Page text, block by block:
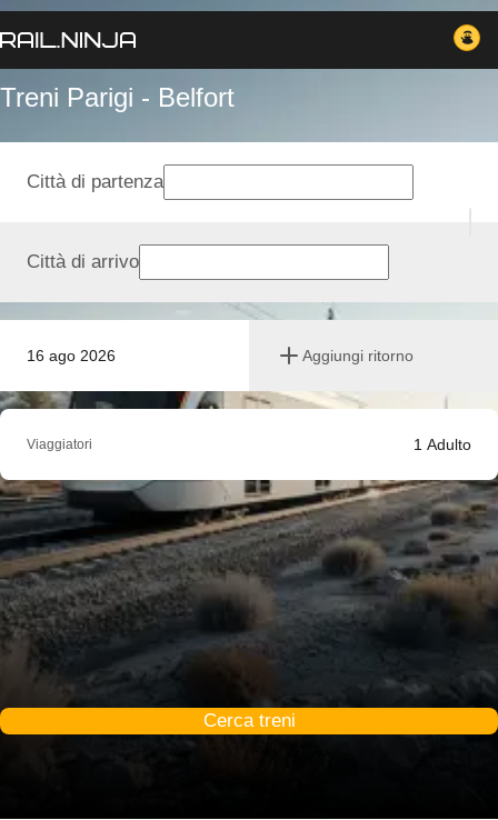
Treni Parigi - Belfort
16 ago 2026 Aggiungi ritorno
Città di partenza
Città di arrivo
Viaggiatori 1 Adulto
Cerca treni